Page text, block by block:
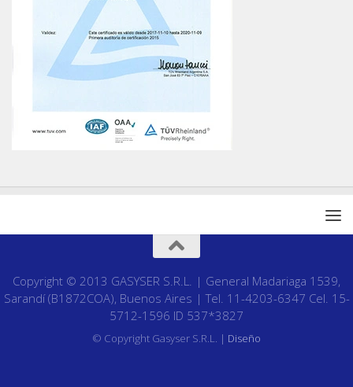
Copyright © 2013 GASYSER S.R.L. | General Madariaga 1539,
Sarandí (B1872COA), Buenos Aires | Tel. 11-4203-6347 Cel. 15-
5712-1596 ID 537*3827
© Copyright Gasyser S.R.L. | Diseño